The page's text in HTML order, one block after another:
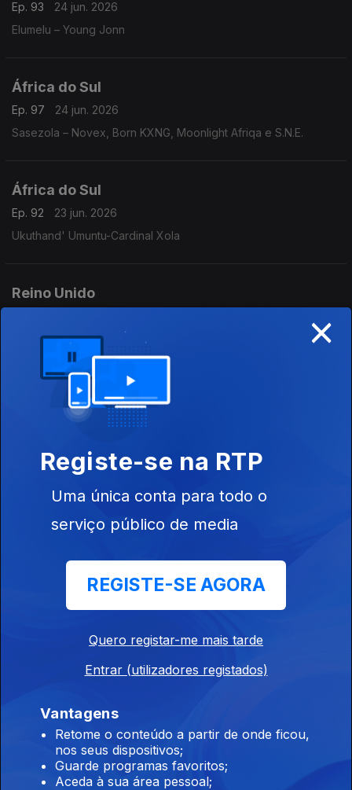
Ep. 93
24 jun. 2026
Elumelu – Young Jonn
África do Sul
Ep. 97
24 jun. 2026
Sasezola – Novex, Born KXNG, Moonlight Afriqa e S.N.E.
África do Sul
Ep. 92
23 jun. 2026
Ukuthand' Umuntu-Cardinal Xola
Reino Unido
Material Lover – Sienna Spiro
Reino Unido
22 jun. 2026
19 jun. 2026
Spend dat – Yung Miami
Nigéria
17 jun. 2026
Asambe – Asake, Kabaza De Small
×
Registe-se na RTP
Uma única conta para todo o
serviço público de media
REGISTE-SE AGORA
Quero registar-me mais tarde
Entrar (utilizadores registados)
Vantagens
Retome o conteúdo a partir de onde ficou,
nos seus dispositivos;
Guarde programas favoritos;
Aceda à sua área pessoal;